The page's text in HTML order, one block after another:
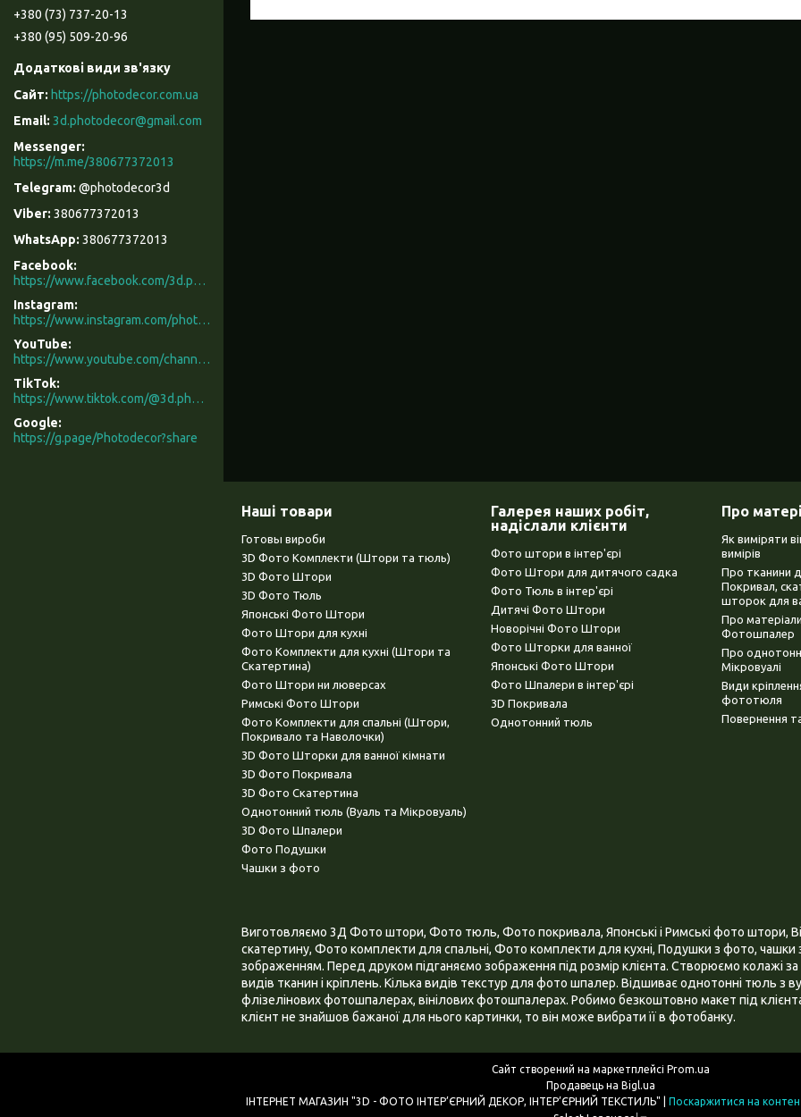
+380 (73) 737-20-13
+380 (95) 509-20-96
https://photodecor.com.ua
3d.photodecor@gmail.com
https://m.me/380677372013
@photodecor3d
380677372013
380677372013
Facebook
https://www.facebook.com/3d.photodecor/
Instagram
https://www.instagram.com/photodecor.com.ua/
YouTube
https://www.youtube.com/channel/UCXCUerfqRY1Pw7-IptdbqyA/videos
TikTok
https://www.tiktok.com/@3d.photodecor?is_from_webapp=1&sender_device=pc
Google
https://g.page/Photodecor?share
Наші товари
Готовы вироби
3D Фото Комплекти (Штори та тюль)
3D Фото Штори
3D Фото Тюль
Японські Фото Штори
Фото Штори для кухні
Фото Комплекти для кухні (Штори та
Скатертина)
Фото Штори ни люверсах
Римські Фото Штори
Фото Комплекти для спальні (Штори,
Покривало та Наволочки)
3D Фото Шторки для ванної кімнати
3D Фото Покривала
3D Фото Скатертина
Однотонний тюль (Вуаль та Мікровуаль)
3D Фото Шпалери
Фото Подушки
Чашки з фото
Галерея наших робіт,
надіслали клієнти
Фото штори в інтер'єрі
Фото Штори для дитячого садка
Фото Тюль в інтер'єрі
Дитячі Фото Штори
Новорічні Фото Штори
Фото Шторки для ванної
Японські Фото Штори
Фото Шпалери в інтер'єрі
3D Покривала
Однотонний тюль
Про
Як виміряти
вимірів
Про тканини
Покривал,
шторок для
Про
Фотошпалер
Про
Мікровуалі
Види
фототюля
Повернення
Виготовляємо 3Д Фото штори, Фото тюль, Фото покривала, Японські і Римські фото штори,
скатертину, Фото комплекти для спальні, Фото комплекти для кухні, Подушки з фото, чашки
зображенням. Перед друком підганяємо зображення під розмір клієнта. Створюємо колажі
видів тканин і кріплень. Кілька видів текстур для фото шпалер. Відшиває однотонні тюль з
флізелінових фотошпалерах, вінілових фотошпалерах. Робимо безкоштовно макет під
клієнт не знайшов бажаної для нього картинки, то він може вибрати її в фотобанку.
Сайт створений на маркетплейсі Prom.ua
Продавець на Bigl.ua
Поскаржитися на